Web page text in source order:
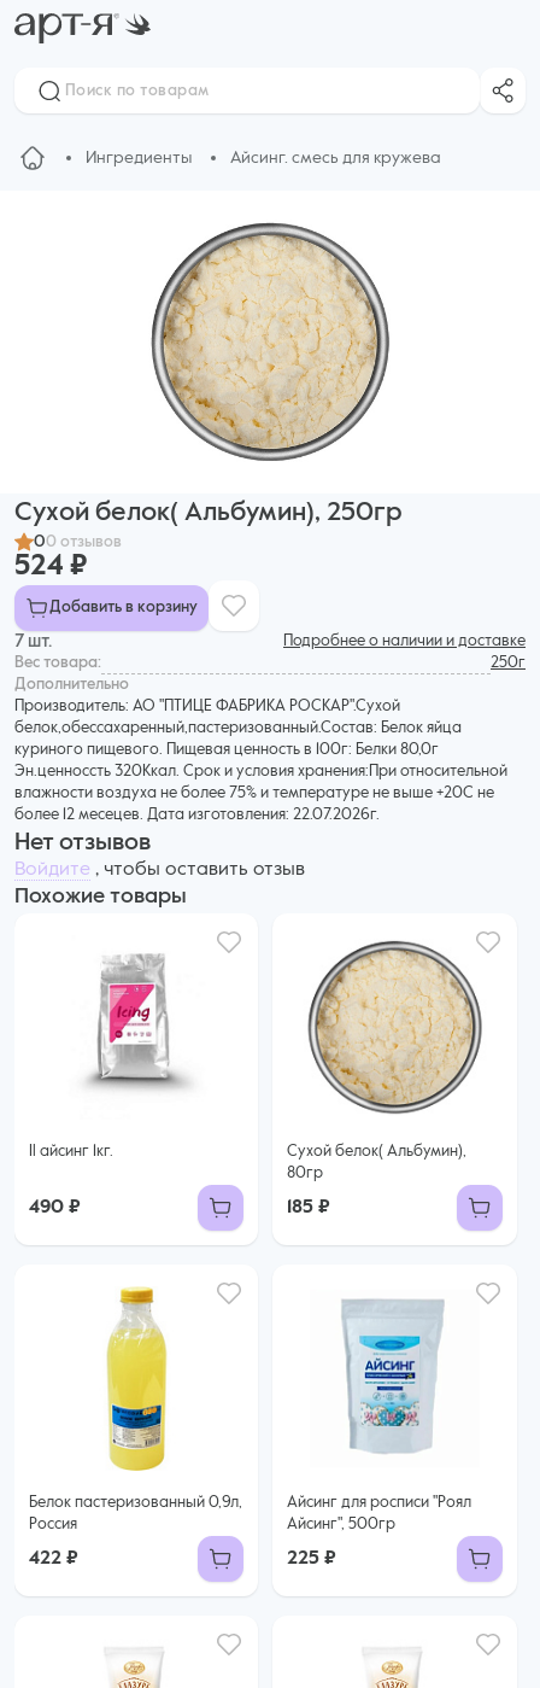
Ингредиенты Айсинг. смесь для кружева
Сухой белок( Альбумин), 250гр
00 отзывов
524 ₽
Добавить в корзину
7 шт.
Подробнее о наличии и доставке
Вес товара:
250г
Дополнительнo
Производитель: АО "ПТИЦЕ ФАБРИКА РОСКАР".Сухой
белок,обессахаренный,пастеризованный.Состав: Белок яйца
куриного пищевого. Пищевая ценность в 100г: Белки 80,0г
Эн.ценноссть 320Ккал. Срок и условия хранения:При относительной
влажности воздуха не более 75% и температуре не выше +20С не
более 12 месецев. Дата изготовления: 22.07.2026г.
Нет отзывов
Войдите , чтобы оставить отзыв
Похожие товары
Il айсинг 1кг.
490 ₽
Сухой белок( Альбумин),
80гр
185 ₽
Белок пастеризованный 0,9л,
Россия
422 ₽
Айсинг для росписи "Роял
Айсинг", 500гр
225 ₽